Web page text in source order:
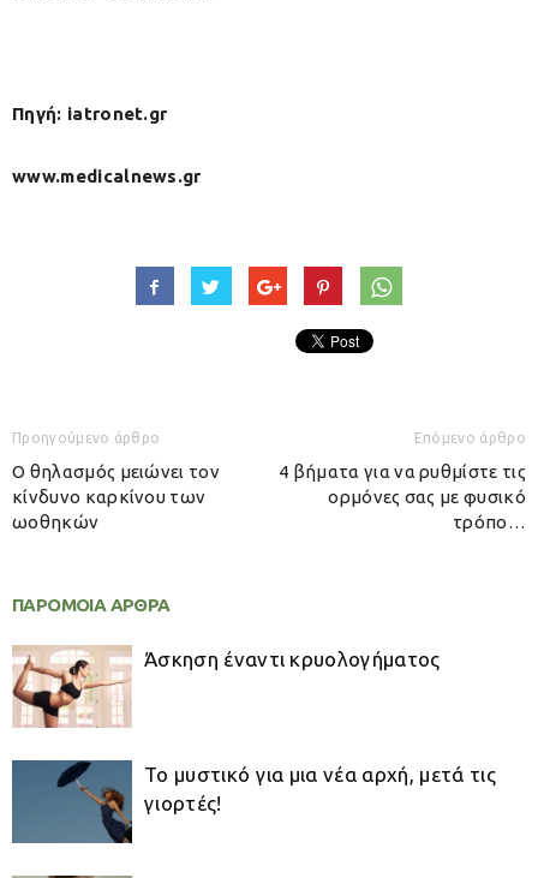
Πηγή: iatronet.gr
www.medicalnews.gr
Προηγούμενο άρθρο
Ο θηλασμός μειώνει τον
κίνδυνο καρκίνου των
ωοθηκών
Επόμενο άρθρο
4 βήματα για να ρυθμίστε τις
ορμόνες σας με φυσικό
τρόπο…
ΠΑΡΟΜΟΙΑ ΑΡΘΡΑ
Άσκηση έναντι κρυολογήματος
Το μυστικό για μια νέα αρχή, μετά τις
γιορτές!